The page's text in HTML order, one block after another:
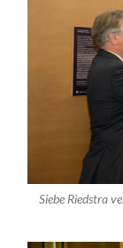
Siebe Riedstra